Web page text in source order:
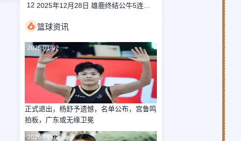
12
篮球资讯
2026-01-02
正式退出，杨舒予遗憾，名单公布，宫鲁鸣
拍板，广东或无缘卫冕
2026-01-02